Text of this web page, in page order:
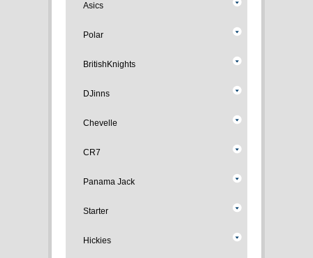
Asics
Polar
BritishKnights
DJinns
Chevelle
CR7
Panama Jack
Starter
Hickies